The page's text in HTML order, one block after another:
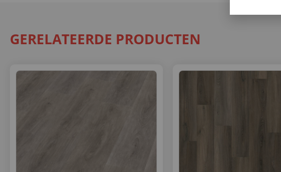
GERELATEERDE PRODUCTEN